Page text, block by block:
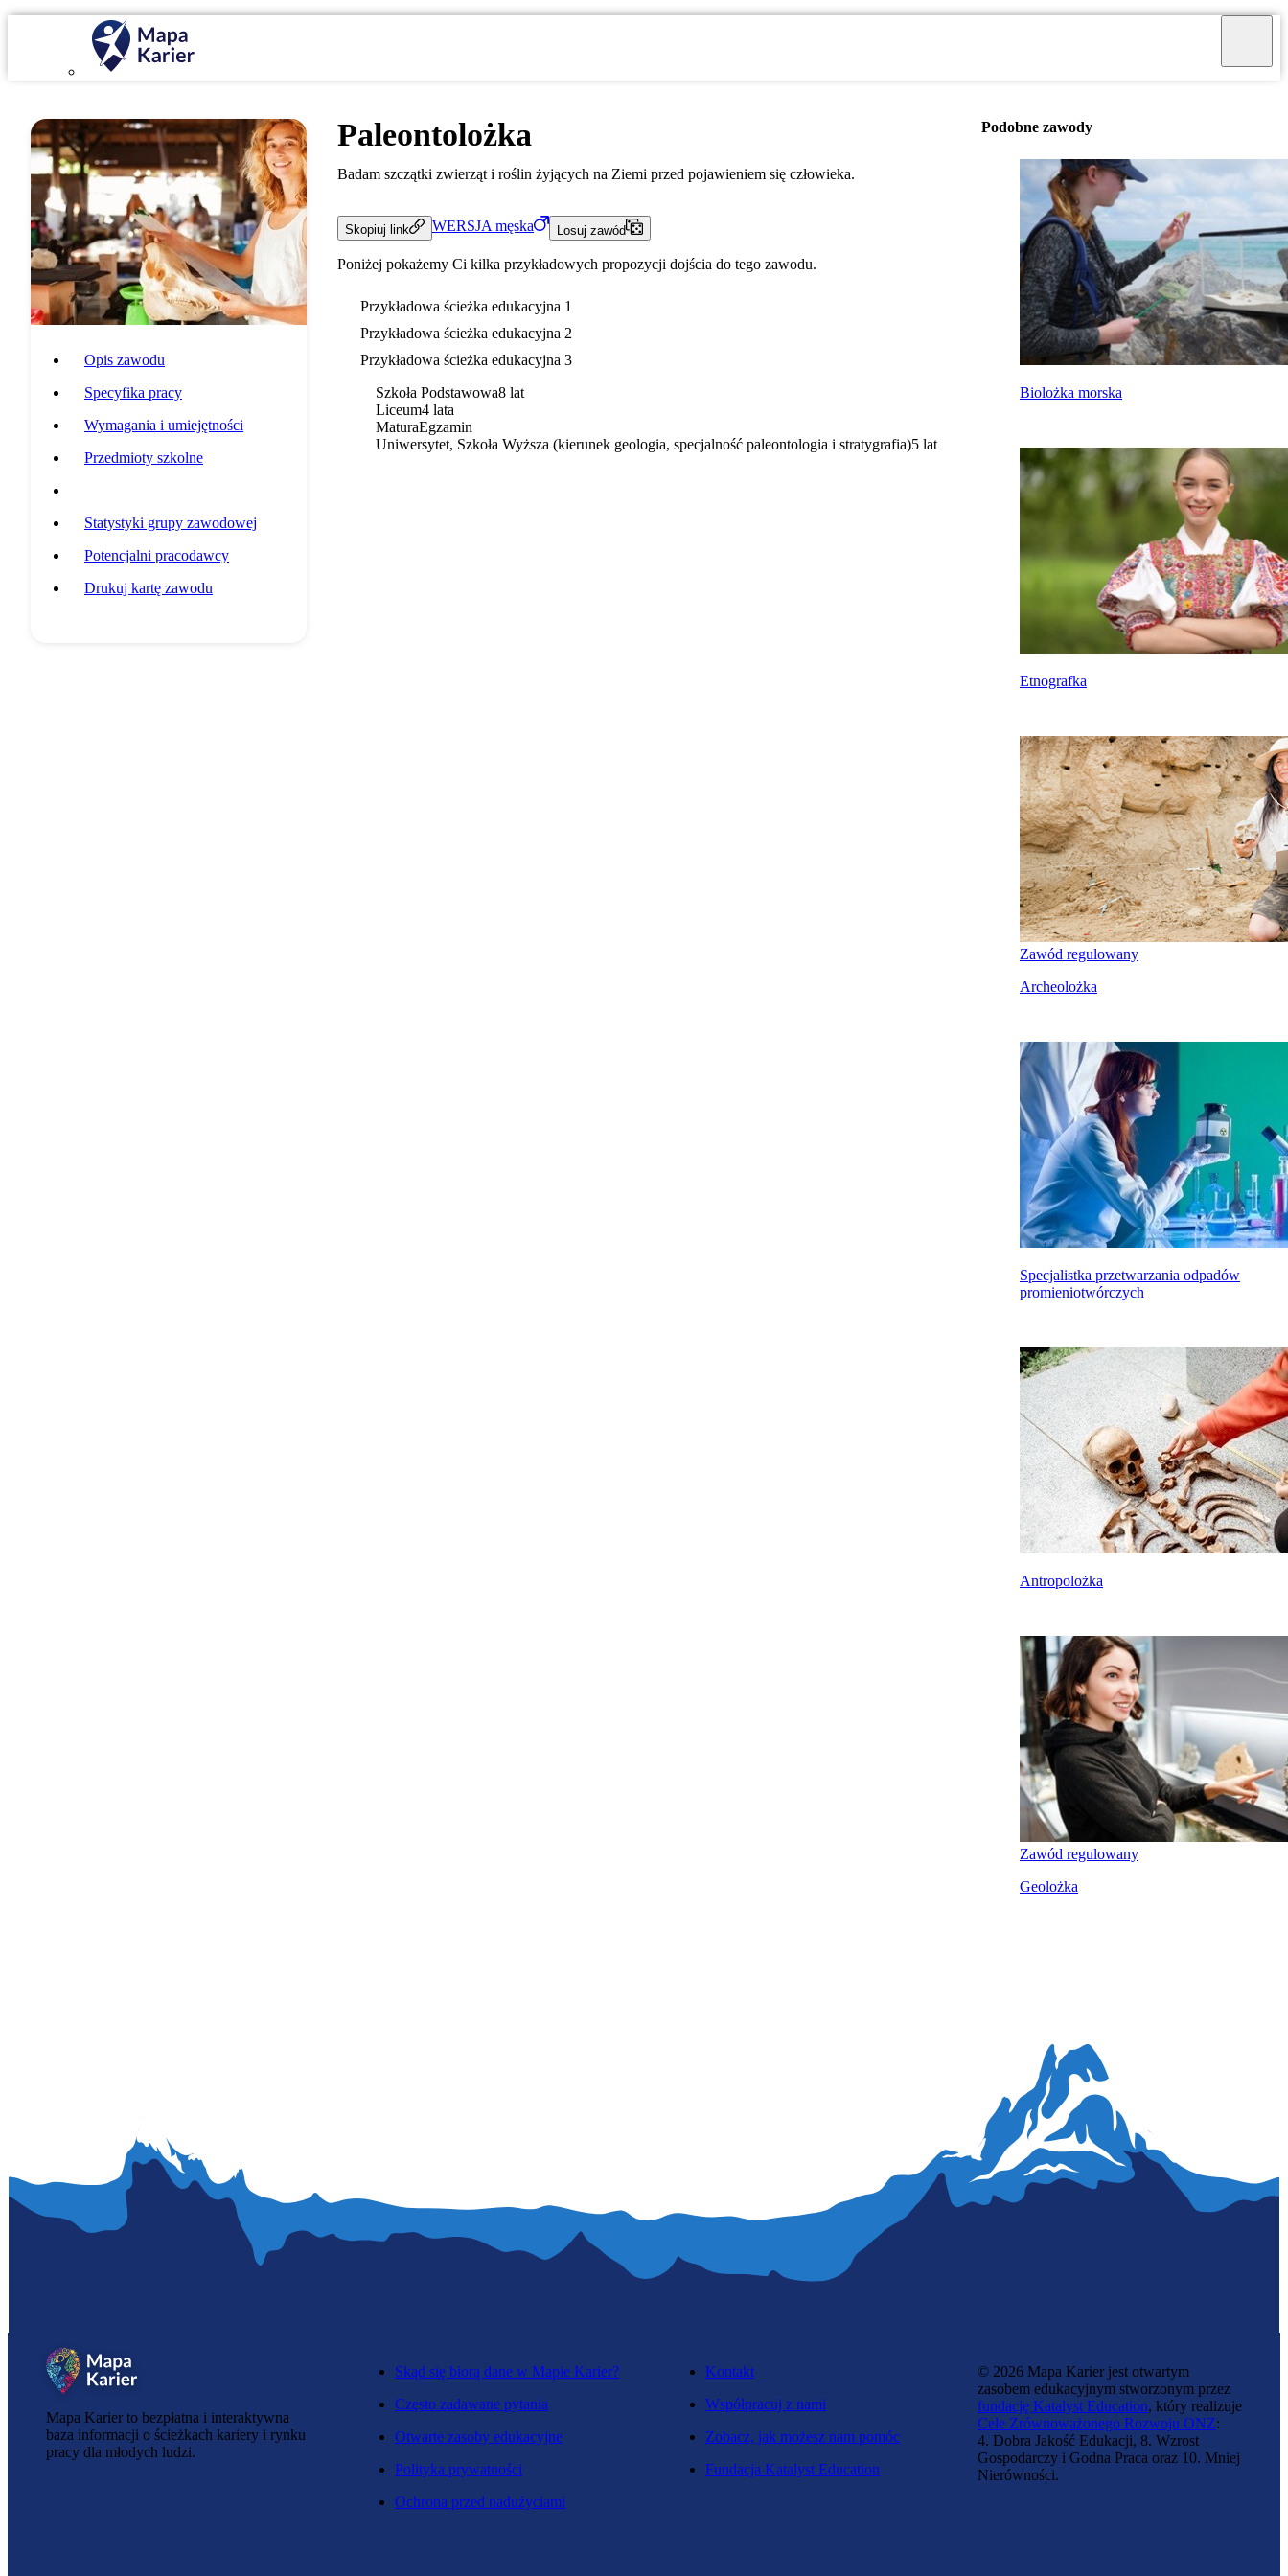
Opis zawodu
Specyfika pracy
Wymagania i umiejętności
Przedmioty szkolne
Statystyki grupy zawodowej
Potencjalni pracodawcy
Drukuj kartę zawodu
Paleontolożka
Badam szczątki zwierząt i roślin żyjących na Ziemi przed pojawieniem się człowieka.
Skopiuj link WERSJA męska Losuj zawód
Poniżej pokażemy Ci kilka przykładowych propozycji dojścia do tego zawodu.
Przykładowa ścieżka edukacyjna 1
Przykładowa ścieżka edukacyjna 2
Przykładowa ścieżka edukacyjna 3
Szkoła Podstawowa8 lat
Liceum4 lata
MaturaEgzamin
Uniwersytet, Szkoła Wyższa (kierunek geologia, specjalność paleontologia i stratygrafia)5 lat
Podobne zawody
Biolożka morska
Etnografka
Zawód regulowany
Archeolożka
Specjalistka przetwarzania odpadów
promieniotwórczych
Antropolożka
Zawód regulowany
Geolożka
Mapa Karier to bezpłatna i interaktywna
baza informacji o ścieżkach kariery i rynku
pracy dla młodych ludzi.
Skąd się biorą dane w Mapie Karier?
Często zadawane pytania
Otwarte zasoby edukacyjne
Polityka prywatności
Ochrona przed nadużyciami
Kontakt
Współpracuj z nami
Zobacz, jak możesz nam pomóc
Fundacja Katalyst Education
© 2026 Mapa Karier jest otwartym
zasobem edukacyjnym stworzonym przez
fundację Katalyst Education, który realizuje
Cele Zrównoważonego Rozwoju ONZ:
4. Dobra Jakość Edukacji, 8. Wzrost
Gospodarczy i Godna Praca oraz 10. Mniej
Nierówności.